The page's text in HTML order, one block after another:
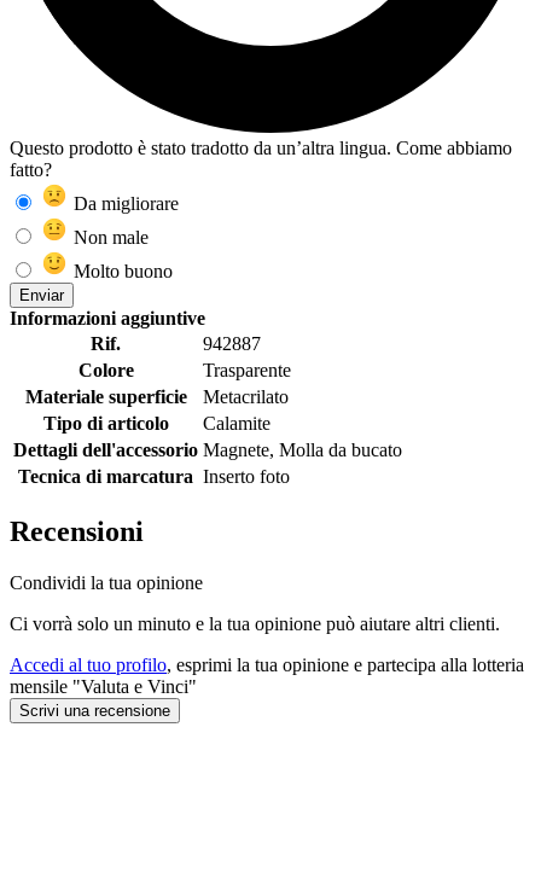
Questo prodotto è stato tradotto da un’altra lingua. Come abbiamo
fatto?
Da migliorare
Non male
Molto buono
Enviar
Informazioni aggiuntive
Rif.
942887
Colore
Trasparente
Materiale superficie
Metacrilato
Tipo di articolo
Calamite
Dettagli dell'accessorio Magnete, Molla da bucato
Tecnica di marcatura Inserto foto
Recensioni
Condividi la tua opinione
Ci vorrà solo un minuto e la tua opinione può aiutare altri clienti.
Accedi al tuo profilo, esprimi la tua opinione e partecipa alla lotteria
mensile "Valuta e Vinci"
Scrivi una recensione